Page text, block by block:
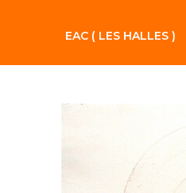
EAC ( LES HALLES )